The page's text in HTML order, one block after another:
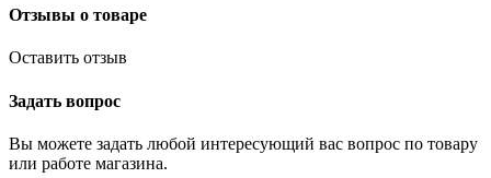
Отзывы о товаре
Оставить отзыв
Задать вопрос
Вы можете задать любой интересующий вас вопрос по товару
или работе магазина.